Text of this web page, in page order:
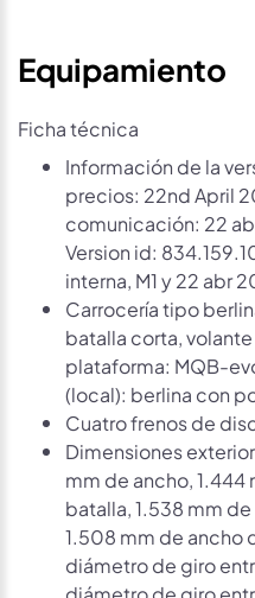
Equipamiento
Ficha técnica
Información de la
precios: 22nd April
comunicación: 22
Version id:
interna, M1 y 22 abr
Carrocería tipo
batalla corta,
plataforma: MQB-
(local): berlina con
Cuatro frenos de
Dimensiones
mm de ancho,
batalla, 1.538 mm
1.508 mm de ancho
diámetro de giro
diámetro de giro